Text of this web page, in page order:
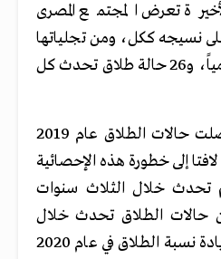
تعرض المجتمع المصرى
نسيجه ككل، ومن تجلياتها
وجود 616 حالة طلاق يومياً، و26 حالة طلاق تحدث كل
أنه وفقا للإحصائيات وصلت حالات الطلاق عام 2019
طلاق، لافتا إلى خطورة هذه الإحصائية
38% منهم تحدث خلال الثلاث سنوات
و15% من حالات الطلاق تحدث خلال
العام الأول، مشيرًا إلى زيادة نسبة الطلاق في عام 2020